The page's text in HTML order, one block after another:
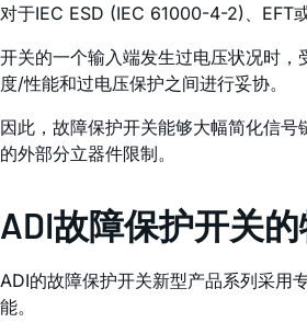
对于IEC ESD (IEC 61000-4-2)、EFT
开关的一个输入端发生过电压状况时
度/性能和过电压保护之间进行妥协。
因此，故障保护开关能够大幅简化信
的外部分立器件限制。
ADI故障保护开关
ADI的故障保护开关新型产品系列采用
能。